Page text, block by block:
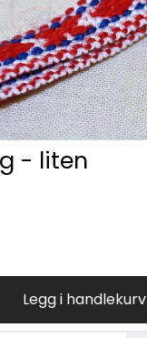
- liten
Legg i handlekurv